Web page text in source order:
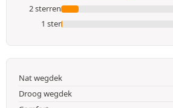
2 sterren
1 ster
Nat wegdek
Droog wegdek